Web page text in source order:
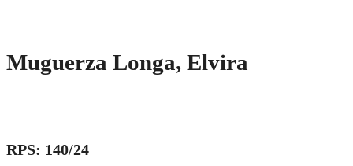
Muguerza Longa, Elvira
RPS: 140/24